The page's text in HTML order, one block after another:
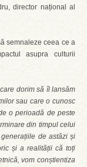
director național al
semnaleze ceea ce a
asupra culturii
dorim să îl lansăm
sau care o cunosc
o perioadă de peste
din timpul celui
de astăzi și
și a realității că toți
vom conștientiza